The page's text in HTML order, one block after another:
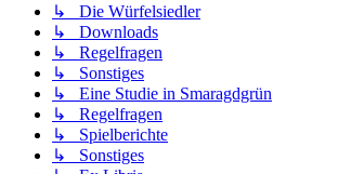
↳ Die Würfelsiedler
↳ Downloads
↳ Regelfragen
↳ Sonstiges
↳ Eine Studie in Smaragdgrün
↳ Regelfragen
↳ Spielberichte
↳ Sonstiges